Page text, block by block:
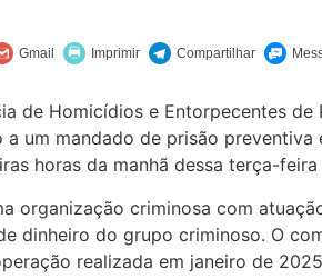
de Homicídios e Entorpecentes
um mandado de prisão
horas da manhã dessa terça-
organização criminosa com
dinheiro do grupo criminoso. O
realizada em janeiro de